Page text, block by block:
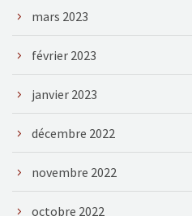
mars 2023
février 2023
janvier 2023
décembre 2022
novembre 2022
octobre 2022